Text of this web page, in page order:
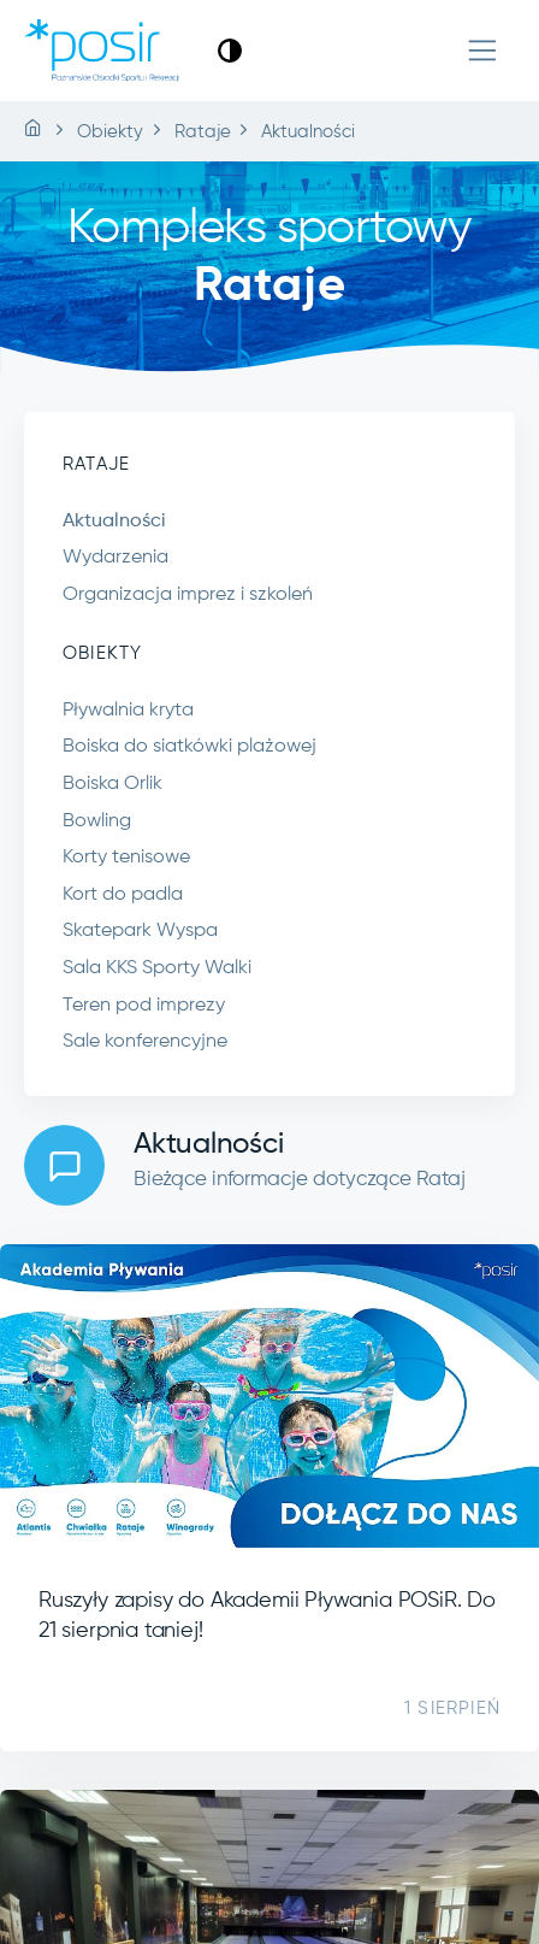
Obiekty Rataje Aktualności
Kompleks sportowy
Rataje
RATAJE
Aktualności
Wydarzenia
Organizacja imprez i szkoleń
OBIEKTY
Pływalnia kryta
Boiska do siatkówki plażowej
Boiska Orlik
Bowling
Korty tenisowe
Kort do padla
Skatepark Wyspa
Sala KKS Sporty Walki
Teren pod imprezy
Sale konferencyjne
Aktualności
Bieżące informacje dotyczące Rataj
Ruszyły zapisy do Akademii Pływania POSiR. Do
21 sierpnia taniej!
1 SIERPIEŃ